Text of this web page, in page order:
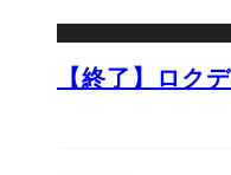
【終了】ロ